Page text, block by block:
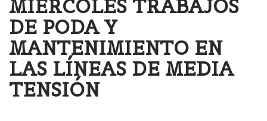
MIÉRCOLES TRABAJOS
DE PODA Y
MANTENIMIENTO EN
LAS LÍNEAS DE MEDIA
TENSIÓN